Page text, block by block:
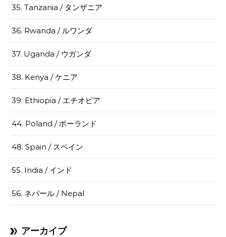
35. Tanzania / タンザニア
36. Rwanda / ルワンダ
37. Uganda / ウガンダ
38. Kenya / ケニア
39. Ethiopia / エチオピア
44. Poland / ポーランド
48. Spain / スペイン
55. India / インド
56. ネパール / Nepal
アーカイブ